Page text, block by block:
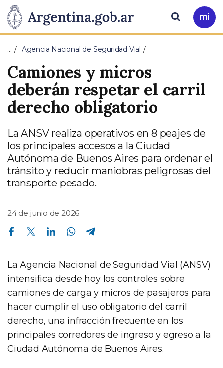
Presidencia
de
la
Nación
Pasar al contenido principal
Ir
a
Buscar
… Agencia Nacional de Seguridad Vial
Camiones y micros
deberán respetar el carril
derecho obligatorio
La ANSV realiza operativos en 8 peajes de
los principales accesos a la Ciudad
Autónoma de Buenos Aires para ordenar el
tránsito y reducir maniobras peligrosas del
transporte pesado.
24 de junio de 2026
Compartir en Facebook Compartir en Twitter Compartir en Linkedin Compartir en Whatsapp
La Agencia Nacional de Seguridad Vial (ANSV)
intensifica desde hoy los controles sobre
camiones de carga y micros de pasajeros para
hacer cumplir el uso obligatorio del carril
derecho, una infracción frecuente en los
principales corredores de ingreso y egreso a la
Ciudad Autónoma de Buenos Aires.